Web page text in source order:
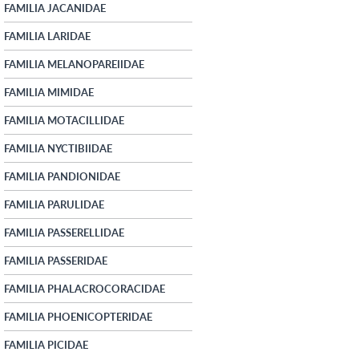
FAMILIA JACANIDAE
FAMILIA LARIDAE
FAMILIA MELANOPAREIIDAE
FAMILIA MIMIDAE
FAMILIA MOTACILLIDAE
FAMILIA NYCTIBIIDAE
FAMILIA PANDIONIDAE
FAMILIA PARULIDAE
FAMILIA PASSERELLIDAE
FAMILIA PASSERIDAE
FAMILIA PHALACROCORACIDAE
FAMILIA PHOENICOPTERIDAE
FAMILIA PICIDAE